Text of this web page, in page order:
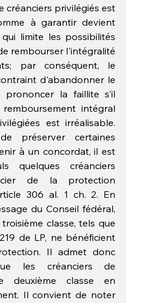
créanciers privilégiés est
à garantir devient
limite les possibilités
rembourser l'intégralité
par conséquent, le
d'abandonner le
la faillite s’il
intégral
est irréalisable.
préserver certaines
à un concordat, il est
quelques créanciers
de la protection
306 al. 1 ch. 2. En
du Conseil fédéral,
classe, tels que
de LP, ne bénéficient
Il admet donc
les créanciers de
deuxième classe en
Il convient de noter